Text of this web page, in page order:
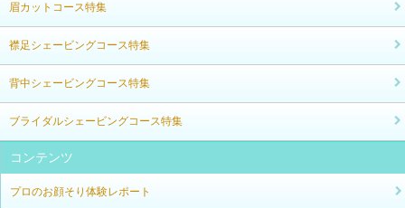
眉カットコース特集
襟足シェービングコース特集
背中シェービングコース特集
ブライダルシェービングコース特集
コンテンツ
プロのお顔そり体験レポート